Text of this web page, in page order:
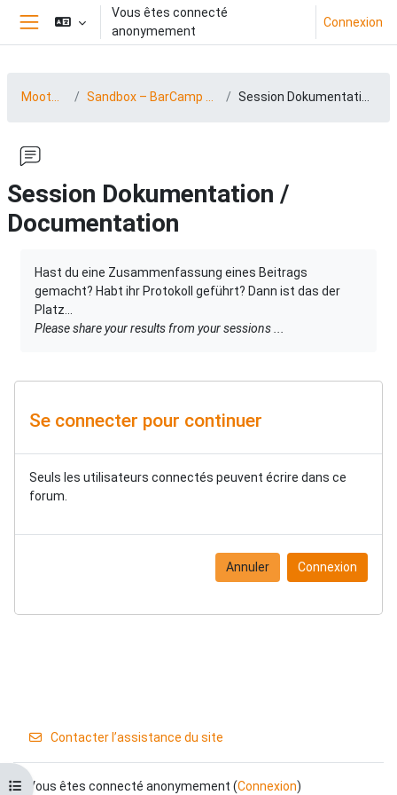
Passer au contenu principal
Panneau latéral
Vous êtes connecté
anonymement
Connexion
Ouvrir l’index du cours
MootDACH23 Sandbox – BarCamp 23 (15.-16.06.2023) Session Dokumentation / Documentation
Session Dokumentation /
Documentation
Hast du eine Zusammenfassung eines Beitrags
gemacht? Habt ihr Protokoll geführt? Dann ist das der
Platz...
Please share your results from your sessions ...
Se connecter pour continuer
Seuls les utilisateurs connectés peuvent écrire dans ce
forum.
Annuler Connexion
Contacter l’assistance du site
Vous êtes connecté anonymement (Connexion)